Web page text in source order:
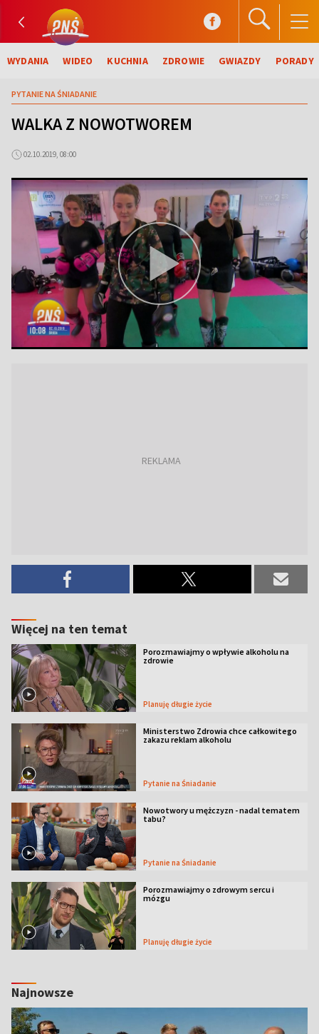
WYDANIA WIDEO KUCHNIA ZDROWIE GWIAZDY PORADY
PYTANIE NA ŚNIADANIE
WALKA Z NOWOTWOREM
02.10.2019, 08:00
Więcej na ten temat
Porozmawiajmy o wpływie alkoholu na
zdrowie
Planuję długie życie
Ministerstwo Zdrowia chce całkowitego
zakazu reklam alkoholu
Pytanie na Śniadanie
Nowotwory u mężczyzn - nadal tematem
tabu?
Pytanie na Śniadanie
Porozmawiajmy o zdrowym sercu i
mózgu
Planuję długie życie
Najnowsze